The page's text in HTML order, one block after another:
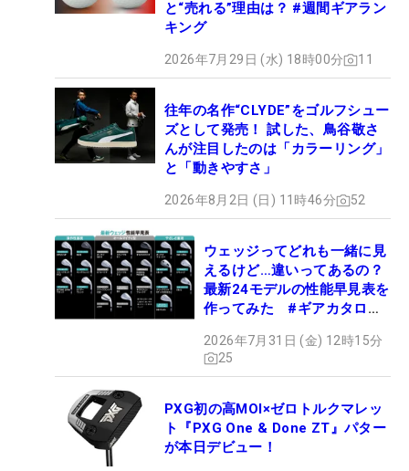
と“売れる”理由は？ #週間ギアラン
キング
2026年7月29日 (水) 18時00分 11
往年の名作“CLYDE”をゴルフシュー
ズとして発売！ 試した、鳥谷敬さ
んが注目したのは「カラーリング」
と「動きやすさ」
2026年8月2日 (日) 11時46分 52
ウェッジってどれも一緒に見
えるけど…違いってあるの？
最新24モデルの性能早見表を
作ってみた #ギアカタログ
2026年7月31日 (金) 12時15分
25
PXG初の高MOI×ゼロトルクマレッ
ト『PXG One & Done ZT』パター
が本日デビュー！